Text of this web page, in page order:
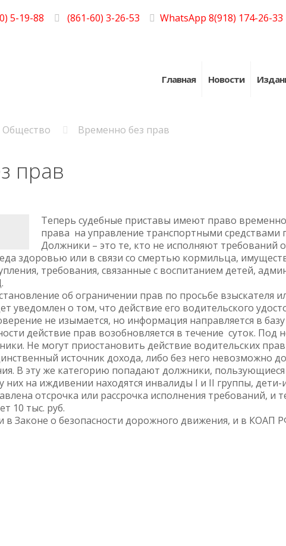
5-19-88 (861-60) 3-26-53 WhatsApp 8(918) 174-26-33
Главная Новости
Общество Временно без прав
прав
Теперь судебные приставы имеют право
права на управление транспортными средствами
Должники – это те, кто не исполняют требований
здоровью или в связи со смертью кормильца,
требования, связанные с воспитанием детей,
об ограничении прав по просьбе взыскателя
уведомлен о том, что действие его водительского
не изымается, но информация направляется в
действие прав возобновляется в течение суток. Под
Не могут приостановить действие водительских прав
источник дохода, либо без него невозможно
В эту же категорию попадают должники,
них на иждивении находятся инвалиды I и II группы,
отсрочка или рассрочка исполнения требований, и
10 тыс. руб.
в Законе о безопасности дорожного движения, и в КОАП